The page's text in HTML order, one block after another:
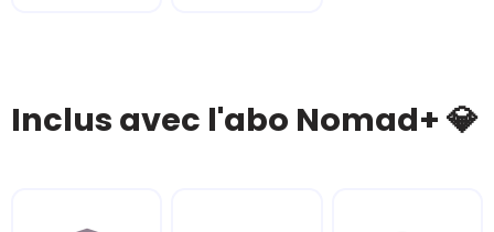
Inclus avec l'abo Nomad+ 💎